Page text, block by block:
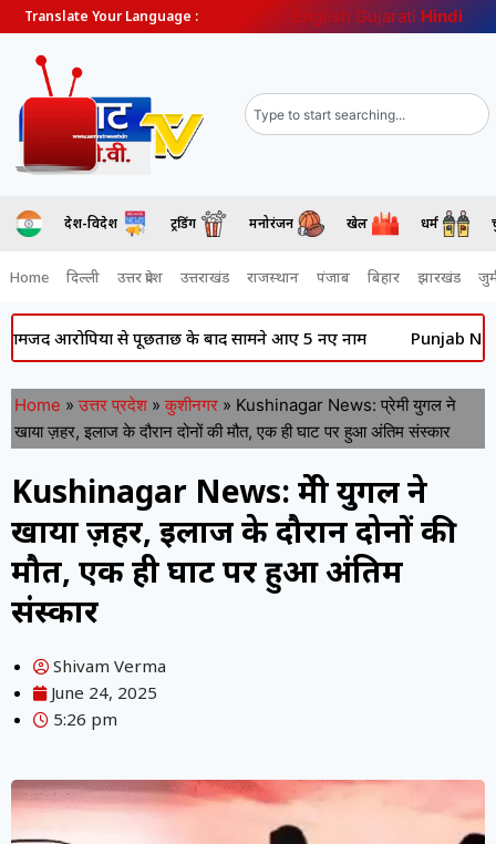
Translate Your Language : English Gujarati Hindi
देश-विदेश ट्रेंडिंग मनोरंजन खेल धर्म
Home दिल्ली उत्तर प्रदेश उत्तराखंड राजस्थान पंजाब बिहार झारखंड
से पूछताछ के बाद सामने आए 5 नए नाम Punjab News: की
Home » उत्तर प्रदेश » कुशीनगर » Kushinagar News: प्रेमी युगल ने
खाया ज़हर, इलाज के दौरान दोनों की मौत, एक ही घाट पर हुआ अंतिम संस्कार
Kushinagar News: प्रेमी युगल ने
खाया ज़हर, इलाज के दौरान दोनों की
मौत, एक ही घाट पर हुआ अंतिम
संस्कार
Shivam Verma
June 24, 2025
5:26 pm